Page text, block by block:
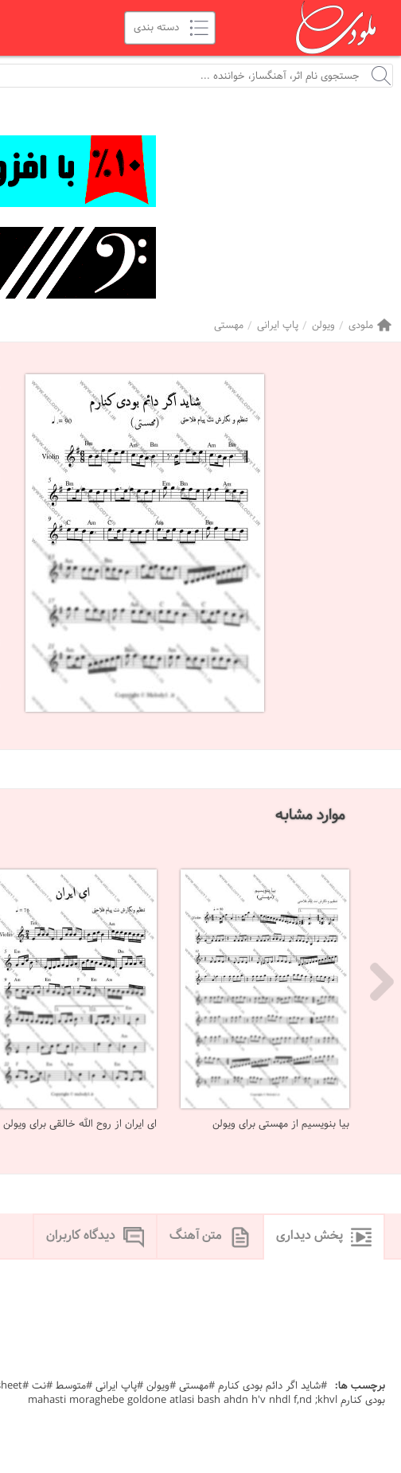
ملودی ویولن پاپ ایرانی مهستی
موارد مشابه
بیا بنویسیم از مهستی برای ویولن ای ایران از روح الله خالقی برای ویولن
پخش دیداری متن آهنگ دیدگاه کاربران
برچسب ها:
بودی کنارم mahasti moraghebe goldone atlasi bash ahdn h'v nhdl f,nd ;khvl